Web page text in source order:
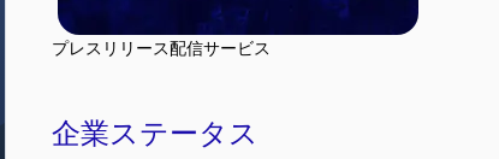
プレスリリース配信サービス
企業ステータス